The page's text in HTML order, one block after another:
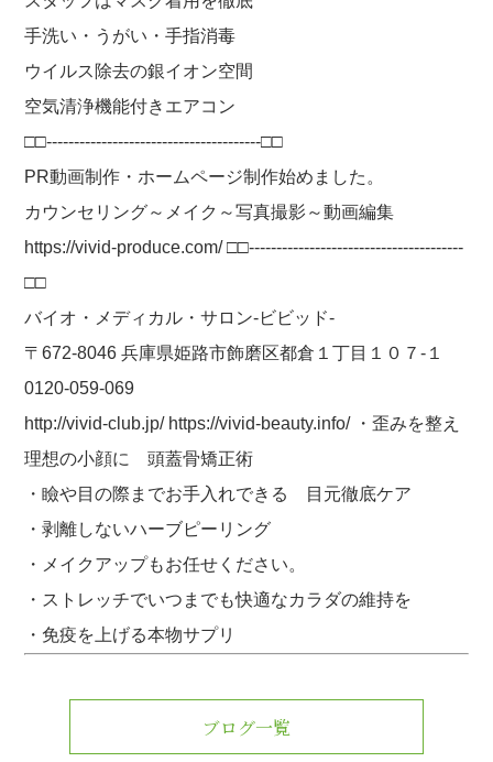
手洗い・うがい・手指消毒
ウイルス除去の銀イオン空間
空気清浄機能付きエアコン
□□---------------------------------------□□
PR動画制作・ホームページ制作始めました。
カウンセリング～メイク～写真撮影～動画編集
https://vivid-produce.com/ □□---------------------------------------
□□
バイオ・メディカル・サロン-ビビッド-
〒672-8046 兵庫県姫路市飾磨区都倉１丁目１０７-１
0120-059-069
http://vivid-club.jp/ https://vivid-beauty.info/ ・歪みを整え
理想の小顔に 頭蓋骨矯正術
・瞼や目の際までお手入れできる 目元徹底ケア
・剥離しないハーブピーリング
・メイクアップもお任せください。
・ストレッチでいつまでも快適なカラダの維持を
・免疫を上げる本物サプリ
ブログ一覧